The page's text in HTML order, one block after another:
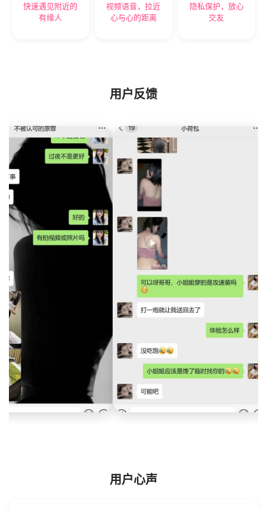
快速遇见附近的
有缘人
视频语音，拉近
心与心的距离
隐私保护，放心
交友
用户反馈
用户心声